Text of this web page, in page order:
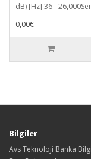
dB) [Hz] 36 -
0,00€
Bilgiler
Avs Teknoloji Banka